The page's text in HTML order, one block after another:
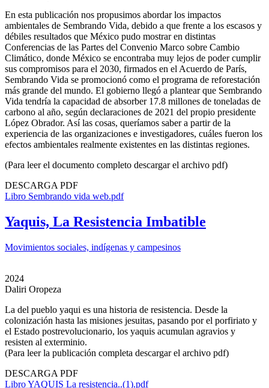
En esta publicación nos propusimos abordar los impactos
ambientales de Sembrando Vida, debido a que frente a los escasos y
débiles resultados que México pudo mostrar en distintas
Conferencias de las Partes del Convenio Marco sobre Cambio
Climático, donde México se encontraba muy lejos de poder cumplir
sus compromisos para el 2030, firmados en el Acuerdo de París,
Sembrando Vida se promocionó como el programa de reforestación
más grande del mundo. El gobierno llegó a plantear que Sembrando
Vida tendría la capacidad de absorber 17.8 millones de toneladas de
carbono al año, según declaraciones de 2021 del propio presidente
López Obrador. Así las cosas, queríamos saber a partir de la
experiencia de las organizaciones e investigadores, cuáles fueron los
efectos ambientales realmente existentes en las distintas regiones.
(Para leer el documento completo descargar el archivo pdf)
DESCARGA PDF
Libro Sembrando vida web.pdf
Yaquis, La Resistencia Imbatible
Movimientos sociales, indígenas y campesinos
2024
Daliri Oropeza
La del pueblo yaqui es una historia de resistencia. Desde la
colonización hasta las misiones jesuitas, pasando por el porfiriato y
el Estado postrevolucionario, los yaquis acumulan agravios y
resisten al exterminio.
(Para leer la publicación completa descargar el archivo pdf)
DESCARGA PDF
Libro YAQUIS La resistencia..(1).pdf